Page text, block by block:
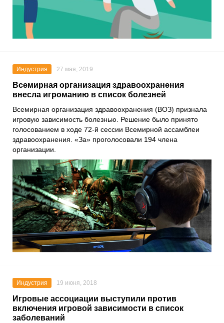
Индустрия 27 мая, 2019
Всемирная организация здравоохранения
внесла игроманию в список болезней
Всемирная организация здравоохранения (ВОЗ) признала
игровую зависимость болезнью. Решение было принято
голосованием в ходе 72-й сессии Всемирной ассамблеи
здравоохранения. «За» проголосовали 194 члена
организации.
Индустрия 19 июня, 2018
Игровые ассоциации выступили против
включения игровой зависимости в список
заболеваний